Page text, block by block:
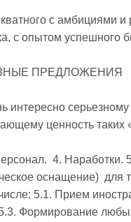
с амбициями
с опытом успешного
ПРЕДЛОЖЕНИЯ
интересно
ценность таких
4. Наработки.
оснащение)  для
5.1. Прием
Формирование